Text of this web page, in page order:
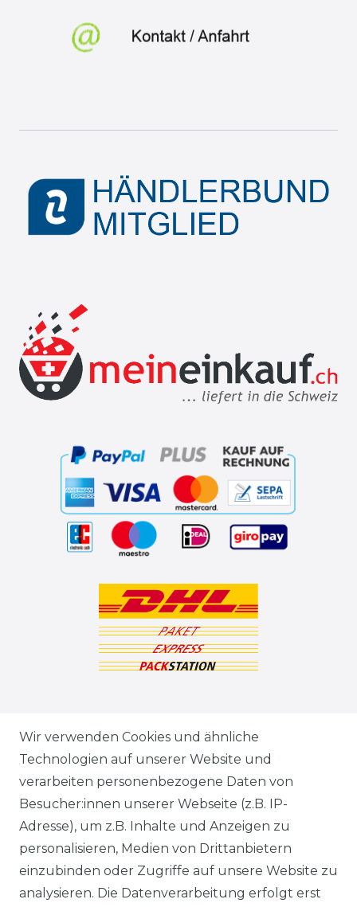
VERSANDARTEN & -KOSTEN
GEWERBETREIBENDE?
HILFE
KONTAKT
Wir verwenden Cookies und ähnliche
Technologien auf unserer Website und
verarbeiten personenbezogene Daten von
Besucher:innen unserer Webseite (z.B. IP-
Adresse), um z.B. Inhalte und Anzeigen zu
personalisieren, Medien von Drittanbietern
einzubinden oder Zugriffe auf unsere Website zu
analysieren. Die Datenverarbeitung erfolgt erst